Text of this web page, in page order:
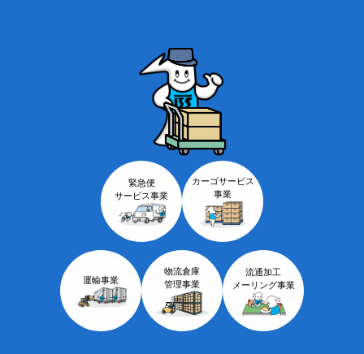
緊急便
サービス事業
カーゴサービス
事業
運輸事業
物流倉庫
管理事業
流通加工
メーリング事業